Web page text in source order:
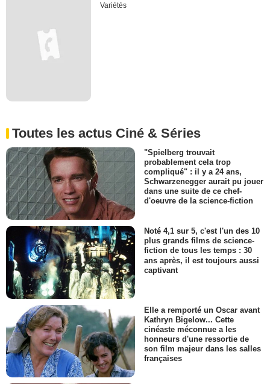
Variétés
Toutes les actus Ciné & Séries
"Spielberg trouvait
probablement cela trop
compliqué" : il y a 24 ans,
Schwarzenegger aurait pu jouer
dans une suite de ce chef-
d'oeuvre de la science-fiction
Noté 4,1 sur 5, c'est l'un des 10
plus grands films de science-
fiction de tous les temps : 30
ans après, il est toujours aussi
captivant
Elle a remporté un Oscar avant
Kathryn Bigelow... Cette
cinéaste méconnue a les
honneurs d'une ressortie de
son film majeur dans les salles
françaises